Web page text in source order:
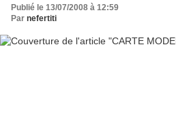
Publié le 13/07/2008 à 12:59
Par nefertiti